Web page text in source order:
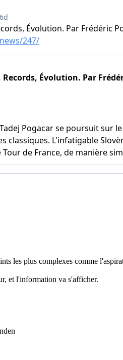
les plus complexes comme
et l'information va s'afficher.